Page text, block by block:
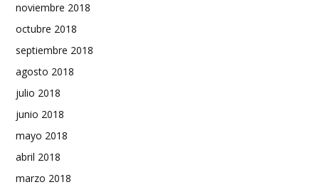
noviembre 2018
octubre 2018
septiembre 2018
agosto 2018
julio 2018
junio 2018
mayo 2018
abril 2018
marzo 2018